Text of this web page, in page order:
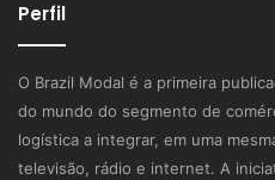
Perfil
O Brazil Modal é a primeira
do mundo do segmento de
logística a integrar, em uma
televisão, rádio e internet. A